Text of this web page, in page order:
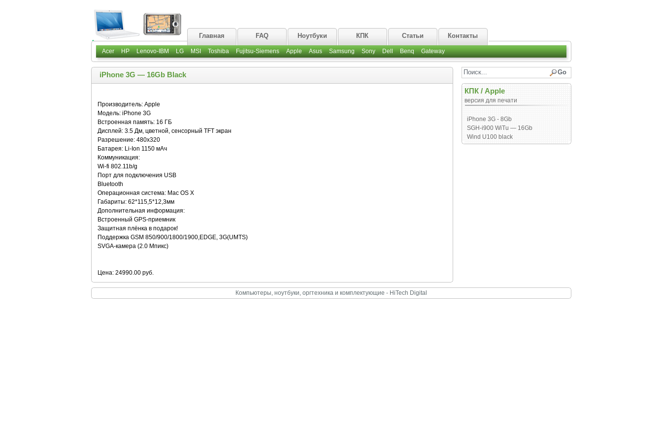
Главная FAQ Ноутбуки КПК Статьи Контакты
Acer HP Lenovo-IBM LG MSI Toshiba Fujitsu-Siemens Apple Asus Samsung Sony Dell Benq Gateway
iPhone 3G — 16Gb Black
Производитель: Apple
Модель: iPhone 3G
Встроенная память: 16 ГБ
Дисплей: 3.5 Дм, цветной, сенсорный TFT экран
Разрешение: 480x320
Батарея: Li-Ion 1150 мАч
Коммуникация:
Wi-fi 802.11b/g
Порт для подключения USB
Bluetooth
Операционная система: Mac OS X
Габариты: 62*115,5*12,3мм
Дополнительная информация:
Встроенный GPS-приемник
Защитная плёнка в подарок!
Поддержка GSM 850/900/1800/1900,EDGE, 3G(UMTS)
SVGA-камера (2.0 Мпикс)
Цена: 24990.00 руб.
КПК/ Apple
версия для печати
iPhone 3G - 8Gb
SGH-i900 WiTu — 16Gb
Wind U100 black
Компьютеры, ноутбуки, оргтехника и комплектующие - HiTech Digital